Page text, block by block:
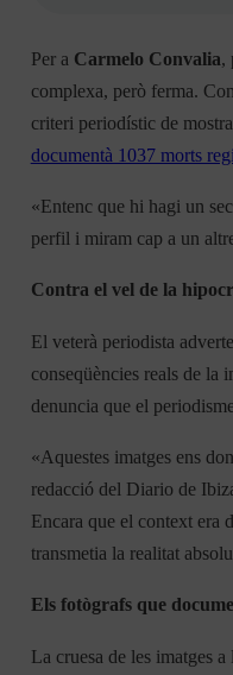
Per a Carmelo Convalia,
complexa, però ferma.
criteri periodístic de
documentà 1037 morts
«Entenc que hi hagi un
perfil i miram cap a un
Contra el vel de la
El veterà periodista
conseqüències reals de la
denuncia que el
«Aquestes imatges ens
redacció del Diario de
Encara que el context era
transmetia la realitat
Els fotògrafs que
La cruesa de les imatges